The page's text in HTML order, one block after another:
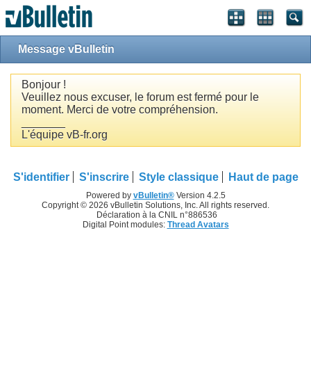
Message vBulletin
Bonjour !
Veuillez nous excuser, le forum est fermé pour le
moment. Merci de votre compréhension.
L'équipe vB-fr.org
S'identifier S'inscrire Style classique Haut de page
Powered by vBulletin®Version 4.2.5
Copyright © 2026 vBulletin Solutions, Inc. All rights reserved.
Déclaration à la CNIL n°886536
Digital Point modules: Thread Avatars